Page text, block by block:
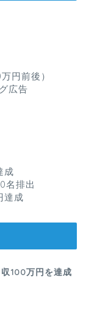
円前後）
広告
成
名排出
達成
100万円を達成